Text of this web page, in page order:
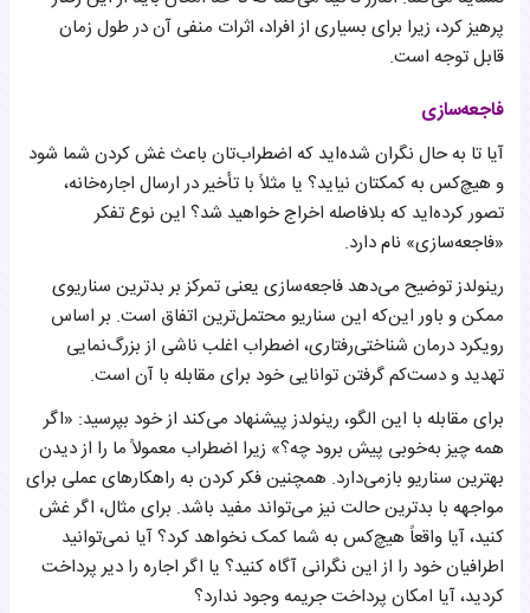
پرهیز کرد، زیرا برای بسیاری از افراد، اثرات منفی آن در طول زمان
قابل توجه است.
فاجعه‌سازی
آیا تا به حال نگران شده‌اید که اضطراب‌تان باعث غش کردن شما شود
و هیچ‌کس به کمکتان نیاید؟ یا مثلاً با تأخیر در ارسال اجاره‌خانه،
تصور کرده‌اید که بلافاصله اخراج خواهید شد؟ این نوع تفکر
«فاجعه‌سازی» نام دارد.
رینولدز توضیح می‌دهد فاجعه‌سازی یعنی تمرکز بر بدترین سناریوی
ممکن و باور این‌که این سناریو محتمل‌ترین اتفاق است. بر اساس
رویکرد درمان شناختی‌رفتاری، اضطراب اغلب ناشی از بزرگ‌نمایی
تهدید و دست‌کم گرفتن توانایی خود برای مقابله با آن است.
برای مقابله با این الگو، رینولدز پیشنهاد می‌کند از خود بپرسید: «اگر
همه چیز به‌خوبی پیش برود چه؟» زیرا اضطراب معمولاً ما را از دیدن
بهترین سناریو بازمی‌دارد. همچنین فکر کردن به راهکارهای عملی برای
مواجهه با بدترین حالت نیز می‌تواند مفید باشد. برای مثال، اگر غش
کنید، آیا واقعاً هیچ‌کس به شما کمک نخواهد کرد؟ آیا نمی‌توانید
اطرافیان خود را از این نگرانی آگاه کنید؟ یا اگر اجاره را دیر پرداخت
کردید، آیا امکان پرداخت جریمه وجود ندارد؟